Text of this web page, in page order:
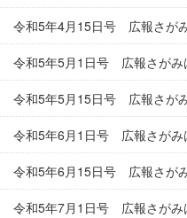
令和5年4月15日号 広報さが
令和5年5月1日号 広報さがみ
令和5年5月15日号 広報さが
令和5年6月1日号 広報さがみ
令和5年6月15日号 広報さが
令和5年7月1日号 広報さがみ